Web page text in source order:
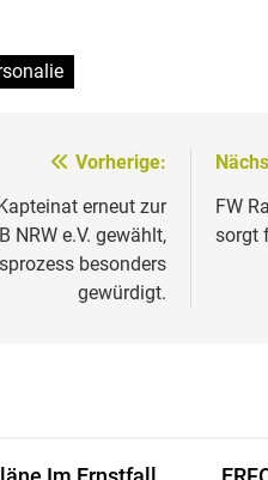
Vorherige:
erneut zur
NRW e.V. gewählt,
besonders
gewürdigt.
FW
sorgt